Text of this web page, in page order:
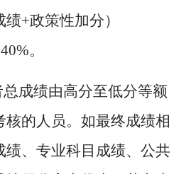
+政策性加分）
。
成绩由高分至低分等额
的人员。 如最终成绩相
绩、专业科目成绩、公共